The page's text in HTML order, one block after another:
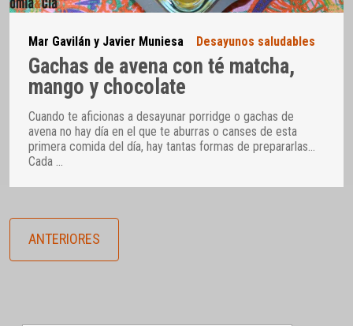
Mar Gavilán y Javier Muniesa Desayunos saludables
Gachas de avena con té matcha,
mango y chocolate
Cuando te aficionas a desayunar porridge o gachas de
avena no hay día en el que te aburras o canses de esta
primera comida del día, hay tantas formas de prepararlas…
Cada
ANTERIORES